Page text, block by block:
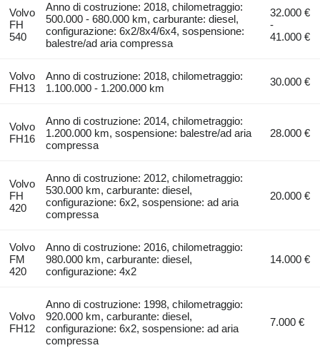
Volvo
FH
540
Anno di costruzione: 2018, chilometraggio:
500.000 - 680.000 km, carburante: diesel,
configurazione: 6x2/8x4/6x4, sospensione:
balestre/ad aria compressa
32.000 €
-
41.000 €
Volvo
FH13
Anno di costruzione: 2018, chilometraggio:
1.100.000 - 1.200.000 km
30.000 €
Volvo
FH16
Anno di costruzione: 2014, chilometraggio:
1.200.000 km, sospensione: balestre/ad aria
compressa
28.000 €
Volvo
FH
420
Anno di costruzione: 2012, chilometraggio:
530.000 km, carburante: diesel,
configurazione: 6x2, sospensione: ad aria
compressa
20.000 €
Volvo
FM
420
Anno di costruzione: 2016, chilometraggio:
980.000 km, carburante: diesel,
configurazione: 4x2
14.000 €
Volvo
FH12
Anno di costruzione: 1998, chilometraggio:
920.000 km, carburante: diesel,
configurazione: 6x2, sospensione: ad aria
compressa
7.000 €